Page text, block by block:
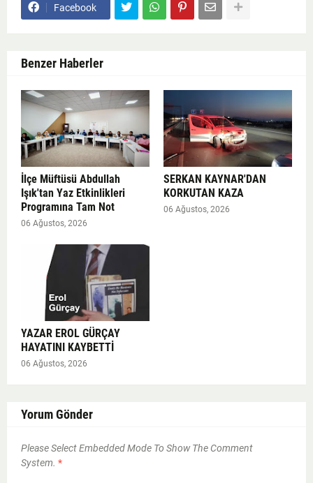
Facebook
Benzer Haberler
İlçe Müftüsü Abdullah
Işık'tan Yaz Etkinlikleri
Programına Tam Not
06 Ağustos, 2026
SERKAN KAYNAR'DAN
KORKUTAN KAZA
06 Ağustos, 2026
YAZAR EROL GÜRÇAY
HAYATINI KAYBETTİ
06 Ağustos, 2026
Yorum Gönder
Please Select Embedded Mode To Show The Comment
System. *